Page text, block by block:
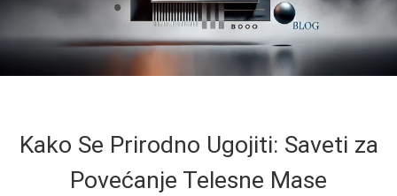
Kako Se Prirodno Ugojiti: Saveti za
Povećanje Telesne Mase